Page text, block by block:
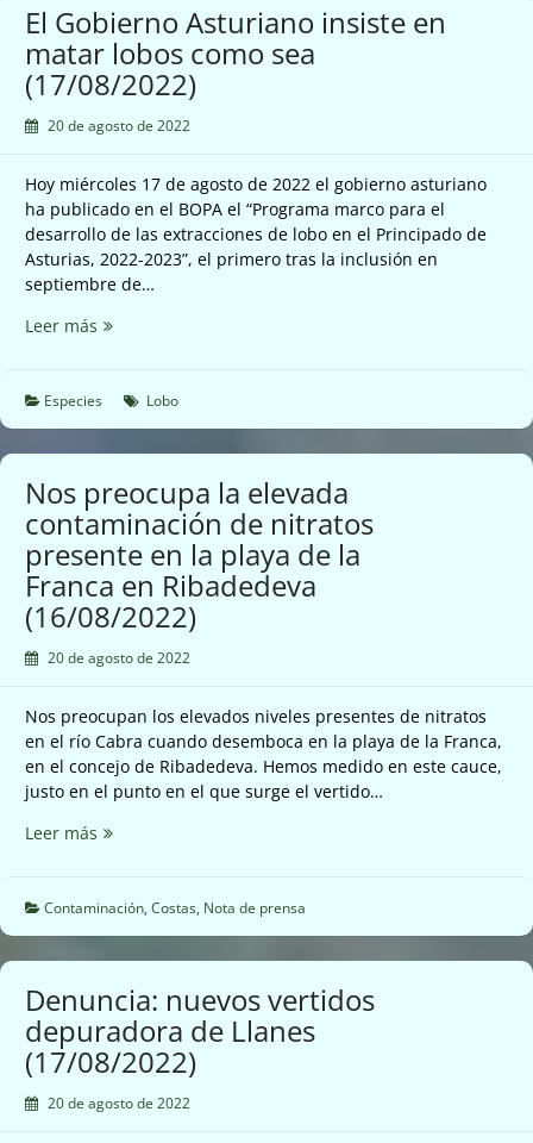
El Gobierno Asturiano insiste en
matar lobos como sea
(17/08/2022)
20 de agosto de 2022
Hoy miércoles 17 de agosto de 2022 el gobierno asturiano
ha publicado en el BOPA el “Programa marco para el
desarrollo de las extracciones de lobo en el Principado de
Asturias, 2022-2023”, el primero tras la inclusión en
septiembre de…
Leer más El
insiste
en
matar
como
sea
(17/08/2022)
Especies Lobo
Nos preocupa la elevada
contaminación de nitratos
presente en la playa de la
Franca en Ribadedeva
(16/08/2022)
20 de agosto de 2022
Nos preocupan los elevados niveles presentes de nitratos
en el río Cabra cuando desemboca en la playa de la Franca,
en el concejo de Ribadedeva. Hemos medido en este cauce,
justo en el punto en el que surge el vertido…
Leer más Nos
elevada
contaminación
de
presente
en
la
de
Contaminación, Costas, Nota de prensa
Denuncia: nuevos vertidos
depuradora de Llanes
(17/08/2022)
20 de agosto de 2022